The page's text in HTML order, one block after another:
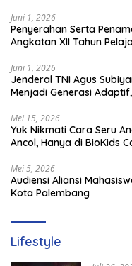
Juni 1, 2026
Penyerahan Serta
Angkatan XII Tahun
Juni 1, 2026
Jenderal TNI Agus
Menjadi Generasi
Mei 15, 2026
Yuk Nikmati Cara Seru
Ancol, Hanya di BioKids
Mei 5, 2026
Audiensi Aliansi
Kota Palembang
Lifestyle